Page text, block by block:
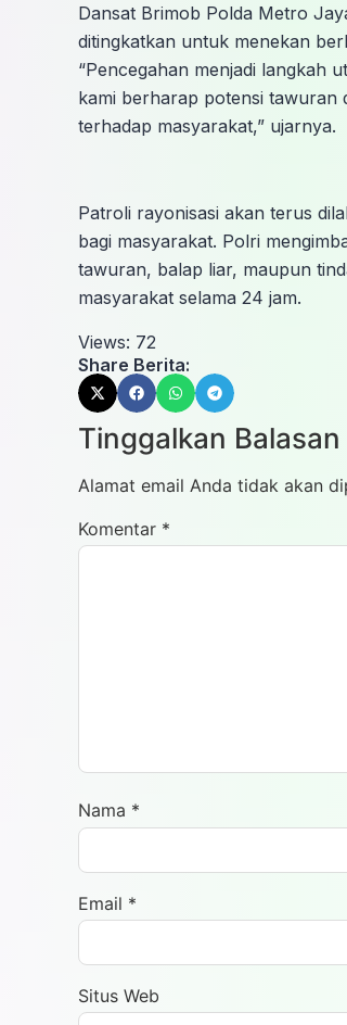
Dansat Brimob Polda Metro
ditingkatkan untuk menekan
“Pencegahan menjadi langkah
kami berharap potensi tawuran
terhadap masyarakat,” ujarnya.
Patroli rayonisasi akan terus
bagi masyarakat. Polri
tawuran, balap liar, maupun
masyarakat selama 24 jam.
Views: 72
Share Berita:
Tinggalkan Balasan
Alamat email Anda tidak akan
Komentar *
Nama *
Email *
Situs Web